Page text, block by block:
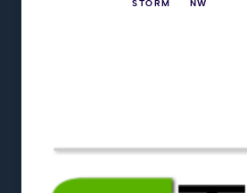
STORM NW